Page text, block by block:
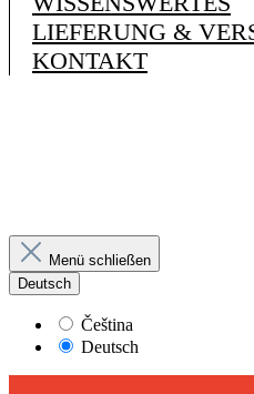
LIEFERUNG &
KONTAKT
Menü schließen
Deutsch
Čeština
Deutsch